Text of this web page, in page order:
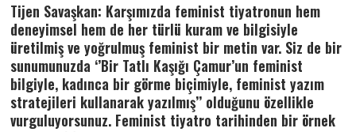
Tijen Savaşkan: Karşımızda feminist tiyatronun hem
deneyimsel hem de her türlü kuram ve bilgisiyle
üretilmiş ve yoğrulmuş feminist bir metin var. Siz de bir
sunumunuzda ‘’Bir Tatlı Kaşığı Çamur’un feminist
bilgiyle, kadınca bir görme biçimiyle, feminist yazım
stratejileri kullanarak yazılmış’’ olduğunu özellikle
vurguluyorsunuz. Feminist tiyatro tarihinden bir örnek